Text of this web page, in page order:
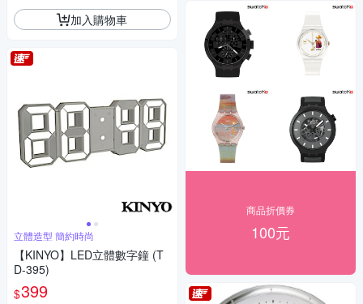
加入購物車
立體造型 簡約時尚
【KINYO】LED立體數字鐘 (T
D-395)
$399
商品折價券
100元